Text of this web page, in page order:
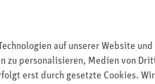
Versuchsbeschreibung
auf unserer Website
zu personalisieren, Medien von
erst durch gesetzte Cookies.